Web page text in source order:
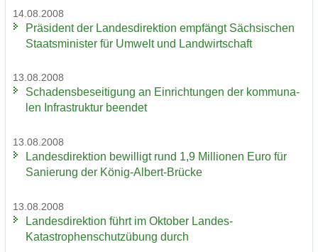
14.08.2008
Prä­si­dent der Lan­des­di­rek­ti­on emp­fängt Säch­si­schen
Staats­mi­nis­ter für Um­welt und Land­wirt­schaft
13.08.2008
Scha­dens­be­sei­ti­gung an Ein­rich­tun­gen der kom­mu­na­
len In­fra­struk­tur be­en­det
13.08.2008
Lan­des­di­rek­ti­on be­wil­ligt rund 1,9 Mil­lio­nen Euro für
Sa­nie­rung der König-​Albert-Brücke
13.08.2008
Lan­des­di­rek­ti­on führt im Ok­to­ber Landes-​
Katastrophenschutzübung durch